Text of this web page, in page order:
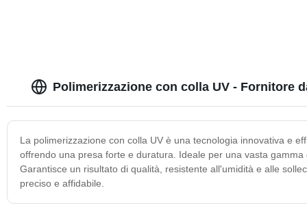
Polimerizzazione con colla UV - Fornitore
La polimerizzazione con colla UV è una tecnologia innovativa e
offrendo una presa forte e duratura. Ideale per una vasta
Garantisce un risultato di qualità, resistente all'umidità e alle
preciso e affidabile.